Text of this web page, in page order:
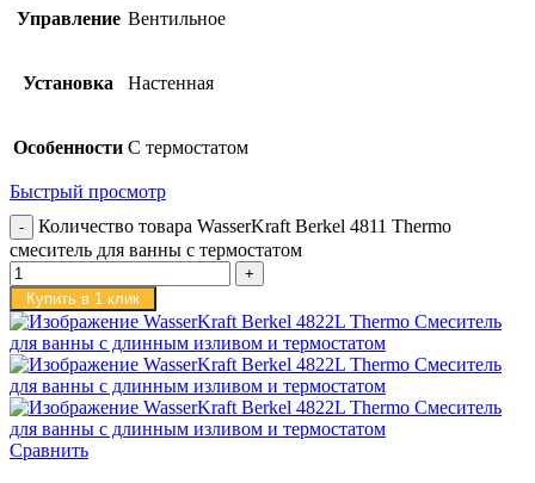
Управление Вентильное
Установка Настенная
Особенности С термостатом
Быстрый просмотр
Количество товара WasserKraft Berkel 4811 Thermo
смеситель для ванны с термостатом
Купить в 1 клик
Сравнить